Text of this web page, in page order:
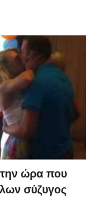
την ώρα που
σύζυγος